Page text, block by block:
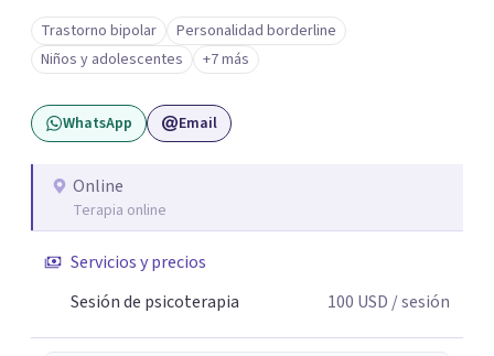
Trabajo desde un enfoque integrativo que combina
psicoanálisis, terapia somática y de trauma, psicología
corporal, Mentalization Based Therapy (MBT),
hipnoterapia y respiración neurodinámica, integrando
actualmente la Psicología Analítica Junguiana. Mi
ecopsicología y el trabajo simbólico con el inconsciente,
entendiendo que cada proceso terapéutico es único y
Trastorno bipolar
Personalidad borderline
Niños y adolescentes
+7 más
WhatsApp Email
Online
Terapia online
Servicios y precios
Sesión de psicoterapia
100 USD / sesión